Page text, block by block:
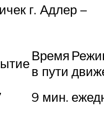
г. Адлер –
Время
в пути
9 мин.